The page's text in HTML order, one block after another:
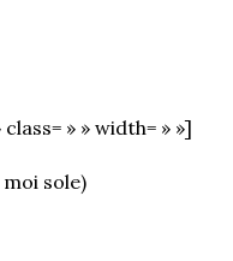
» » width= » »]
sole)